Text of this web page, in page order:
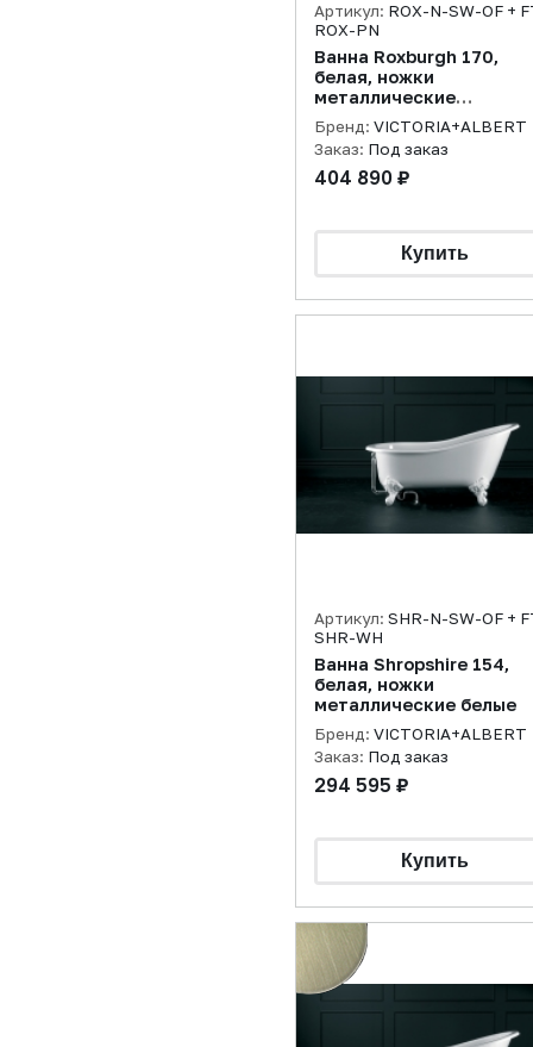
Артикул: ROX-N-SW-OF +
ROX-PN
Ванна Roxburgh 170,
белая, ножки
металлические
полированный никель
Бренд: VICTORIA+ALBERT
Заказ: Под заказ
404 890 ₽
Артикул: SHR-N-SW-OF +
SHR-WH
Ванна Shropshire 154,
белая, ножки
металлические белые
Бренд: VICTORIA+ALBERT
Заказ: Под заказ
294 595 ₽